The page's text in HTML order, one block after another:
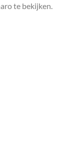
te bekijken.